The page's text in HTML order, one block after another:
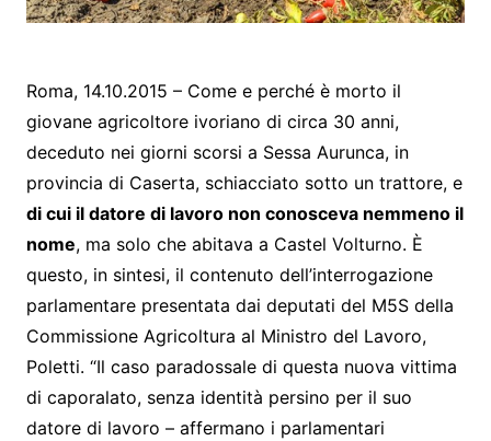
Roma, 14.10.2015 – Come e perché è morto il
giovane agricoltore ivoriano di circa 30 anni,
deceduto nei giorni scorsi a Sessa Aurunca, in
provincia di Caserta, schiacciato sotto un trattore, e
di cui il datore di lavoro non conosceva nemmeno il
nome, ma solo che abitava a Castel Volturno. È
questo, in sintesi, il contenuto dell’interrogazione
parlamentare presentata dai deputati del M5S della
Commissione Agricoltura al Ministro del Lavoro,
Poletti. “Il caso paradossale di questa nuova vittima
di caporalato, senza identità persino per il suo
datore di lavoro – affermano i parlamentari